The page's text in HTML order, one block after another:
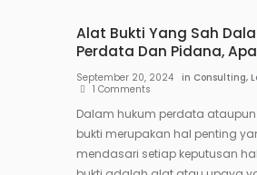
Alat Bukti Yang Sah
Perdata Dan Pidana,
September 20, 2024 in Consulting,
1 Comments
Dalam hukum perdata
bukti merupakan hal penting
mendasari setiap keputusan